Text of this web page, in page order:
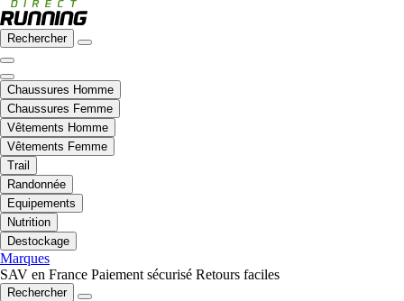
Rechercher
Chaussures Homme
Chaussures Femme
Vêtements Homme
Vêtements Femme
Trail
Randonnée
Equipements
Nutrition
Destockage
Marques
SAV en France Paiement sécurisé Retours faciles
Rechercher